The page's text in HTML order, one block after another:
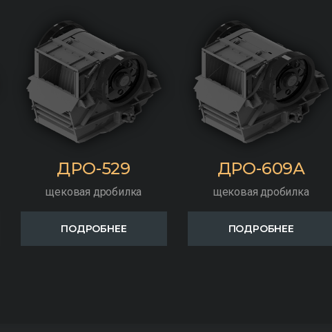
ДРО-529
щековая дробилка
ПОДРОБНЕЕ
ДРО-609А
щековая дробилка
ПОДРОБНЕЕ